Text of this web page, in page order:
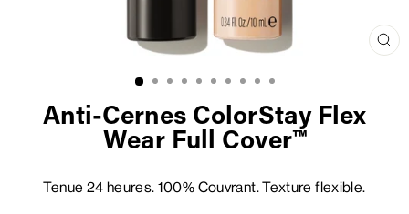
Anti-Cernes ColorStay Flex
Wear Full Cover™
Tenue 24 heures. 100% Couvrant. Texture flexible.